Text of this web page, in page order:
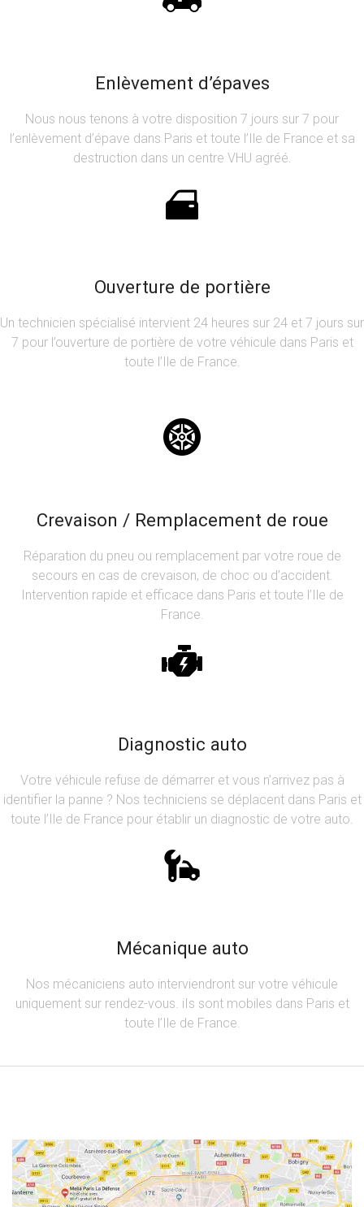
Enlèvement d’épaves
Nous nous tenons à votre disposition 7 jours sur 7 pour
l’enlèvement d’épave dans Paris et toute l’Ile de France et sa
destruction dans un centre VHU agréé.
Ouverture de portière
Un technicien spécialisé intervient 24 heures sur 24 et 7 jours sur
7 pour l’ouverture de portière de votre véhicule dans Paris et
toute l’Ile de France.
Crevaison / Remplacement de roue
Réparation du pneu ou remplacement par votre roue de
secours en cas de crevaison, de choc ou d’accident.
Intervention rapide et efficace dans Paris et toute l’Ile de
France.
Diagnostic auto
Votre véhicule refuse de démarrer et vous n’arrivez pas à
identifier la panne ? Nos techniciens se déplacent dans Paris et
toute l’Ile de France pour établir un diagnostic de votre auto.
Mécanique auto
Nos mécaniciens auto interviendront sur votre véhicule
uniquement sur rendez-vous. iIs sont mobiles dans Paris et
toute l’Ile de France.